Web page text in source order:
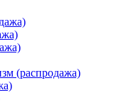
(распродажа)